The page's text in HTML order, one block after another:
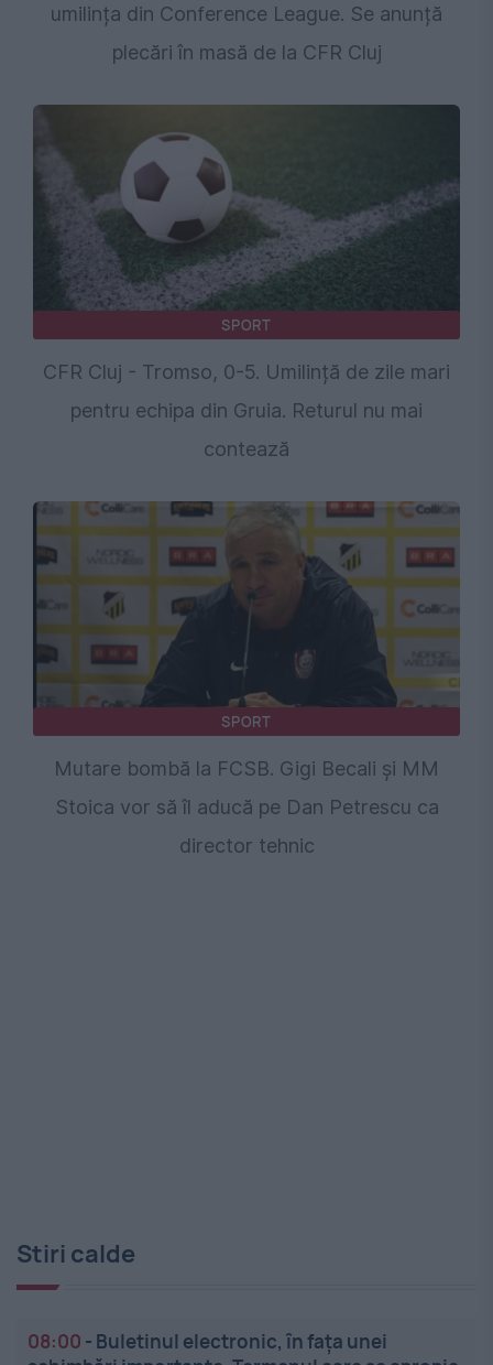
umilința din Conference League. Se anunță
plecări în masă de la CFR Cluj
SPORT
CFR Cluj - Tromso, 0-5. Umilință de zile mari
pentru echipa din Gruia. Returul nu mai
contează
SPORT
Mutare bombă la FCSB. Gigi Becali și MM
Stoica vor să îl aducă pe Dan Petrescu ca
director tehnic
Stiri calde
08:00 - Buletinul electronic, în fața unei